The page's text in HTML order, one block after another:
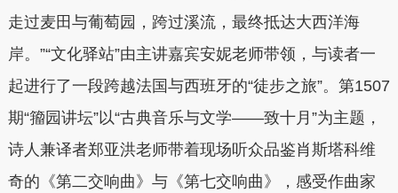
走过麦田与葡萄园，跨过溪流，最终抵达大西洋海
岸。”“文化驿站”由主讲嘉宾安妮老师带领，与读者一
起进行了一段跨越法国与西班牙的“徒步之旅”。第1507
期“籀园讲坛”以“古典音乐与文学——致十月”为主题，
诗人兼译者郑亚洪老师带着现场听众品鉴肖斯塔科维
奇的《第二交响曲》与《第七交响曲》，感受作曲家